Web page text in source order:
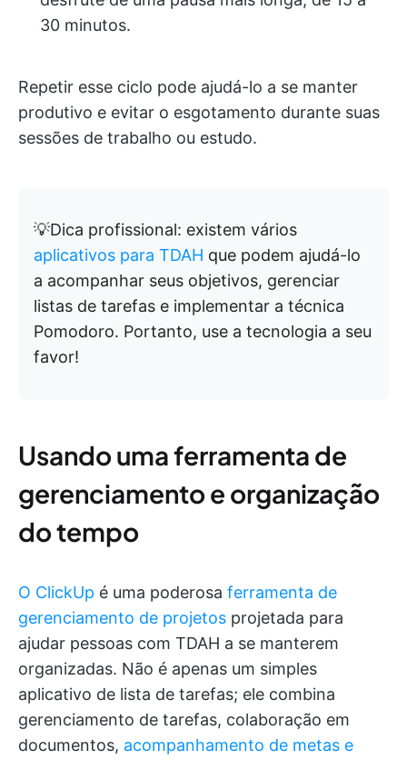
30 minutos.
Repetir esse ciclo pode ajudá-lo a se manter
produtivo e evitar o esgotamento durante suas
sessões de trabalho ou estudo.
💡Dica profissional: existem vários
aplicativos para TDAH que podem ajudá-lo
a acompanhar seus objetivos, gerenciar
listas de tarefas e implementar a técnica
Pomodoro. Portanto, use a tecnologia a seu
favor!
Usando uma ferramenta de
gerenciamento e organização
do tempo
O ClickUp é uma poderosa ferramenta de
gerenciamento de projetos projetada para
ajudar pessoas com TDAH a se manterem
organizadas. Não é apenas um simples
aplicativo de lista de tarefas; ele combina
gerenciamento de tarefas, colaboração em
documentos, acompanhamento de metas e